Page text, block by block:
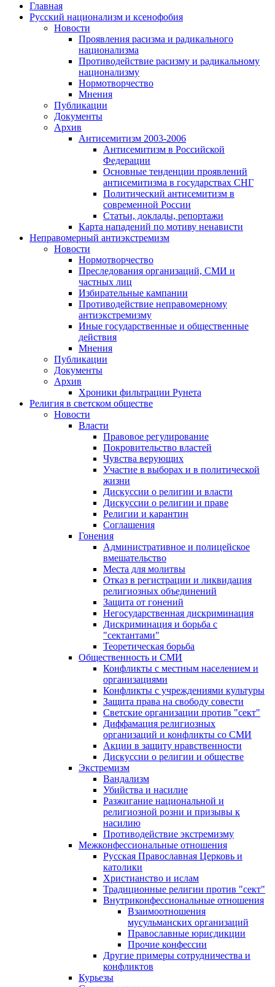
Главная
Русский национализм и ксенофобия
Новости
Проявления расизма и радикального
национализма
Противодействие расизму и радикальному
национализму
Нормотворчество
Мнения
Публикации
Документы
Архив
Антисемитизм 2003-2006
Антисемитизм в Российской
Федерации
Основные тенденции проявлений
антисемитизма в государствах СНГ
Политический антисемитизм в
современной России
Статьи, доклады, репортажи
Карта нападений по мотиву ненависти
Неправомерный антиэкстремизм
Новости
Нормотворчество
Преследования организаций, СМИ и
частных лиц
Избирательные кампании
Противодействие неправомерному
антиэкстремизму
Иные государственные и общественные
действия
Мнения
Публикации
Документы
Архив
Хроники фильтрации Рунета
Религия в светском обществе
Новости
Власти
Правовое регулирование
Покровительство властей
Чувства верующих
Участие в выборах и в политической
жизни
Дискуссии о религии и власти
Дискуссии о религии и праве
Религии и карантин
Соглашения
Гонения
Административное и полицейское
вмешательство
Места для молитвы
Отказ в регистрации и ликвидация
религиозных объединений
Защита от гонений
Негосударственная дискриминация
Дискриминация и борьба с
"сектантами"
Теоретическая борьба
Общественность и СМИ
Конфликты с местным населением и
организациями
Конфликты с учреждениями культуры
Защита права на свободу совести
Светские организации против "сект"
Диффамация религиозных
организаций и конфликты со СМИ
Акции в защиту нравственности
Дискуссии о религии и обществе
Экстремизм
Вандализм
Убийства и насилие
Разжигание национальной и
религиозной розни и призывы к
насилию
Противодействие экстремизму
Межконфессиональные отношения
Русская Православная Церковь и
католики
Христианство и ислам
Традиционные религии против "сект"
Внутриконфессиональные отношения
Взаимоотношения
мусульманских организаций
Православные юрисдикции
Прочие конфессии
Другие примеры сотрудничества и
конфликтов
Курьезы